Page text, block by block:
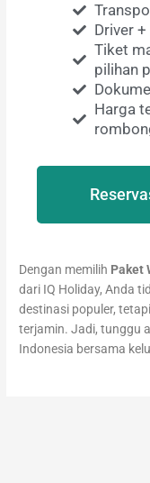
Driver
Tiket
pilihan
Harga
Dengan memilih Paket
dari IQ Holiday, Anda
destinasi populer,
terjamin. Jadi, tunggu
Indonesia bersama